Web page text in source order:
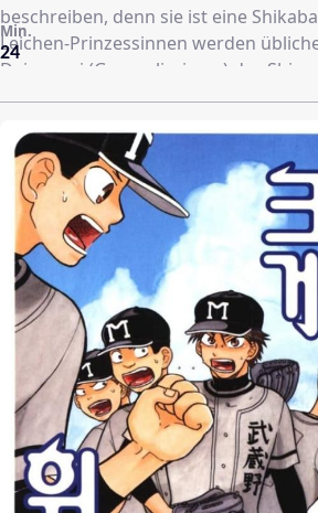
beschreiben, denn sie ist eine Shikabane
Leichen-Prinzessinnen werden
Daigensui (Generalissimus) des
zugehörigen Kougonshyuu-Ordens
Aus bisher ungeklärten Gründen hat
Hoshimura Makina, wahrscheinlich
einen Pakt mit diesem Orden
dazu gezwungen, sich eine Treppe
108 Untoter in den Himmel zu
Frieden ruhen darf. Dabei steht ihr
Mönch Tagami Keisei, ein Mitglied
genannten Ordens, zur Seite.
24
Min.